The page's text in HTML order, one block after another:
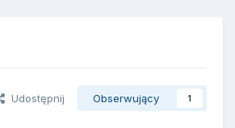
Udostępnij Obserwujący 1